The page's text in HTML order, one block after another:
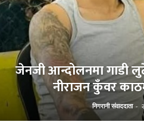
जेनजी आन्दोलनमा गाडी
नीराजन कुँवर
निगरानी संवाददाता -